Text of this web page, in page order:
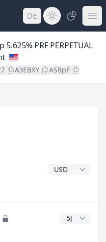
DE
PRF PERPETUAL
A3EBXY ASBpF
CAGR Jahre